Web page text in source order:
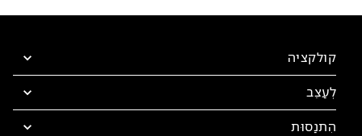
קולקציה
קולקציה
לְעַצֵב
Design Concierge
הִתנַסוּת